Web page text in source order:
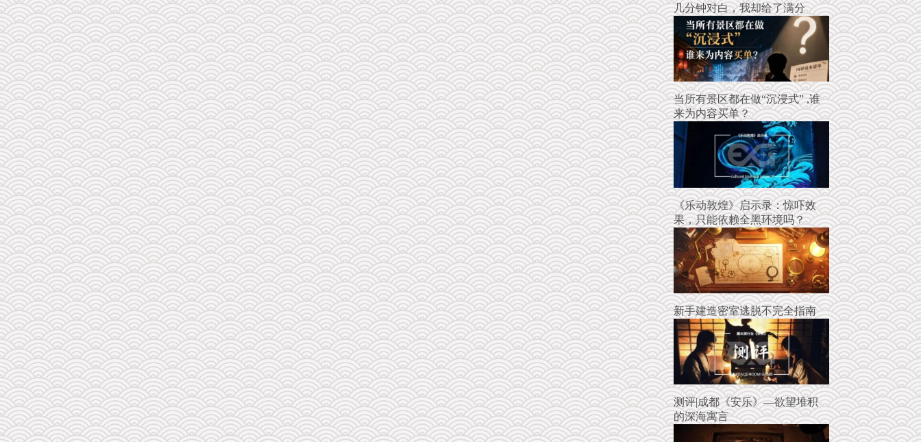
几分钟对白，我却给了满分
当所有景区都在做“沉浸式” ,谁
来为内容买单？
《乐动敦煌》启示录：惊吓效
果，只能依赖全黑环境吗？
新手建造密室逃脱不完全指南
测评|成都《安乐》—欲望堆积
的深海寓言